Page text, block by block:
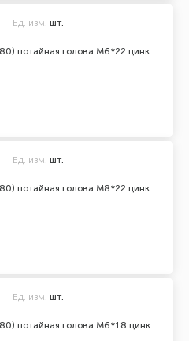
потайная голова М6*22 цинк
Ед. изм. шт.
потайная голова М8*22 цинк
Ед. изм. шт.
потайная голова М6*18 цинк
Ед. изм. шт.